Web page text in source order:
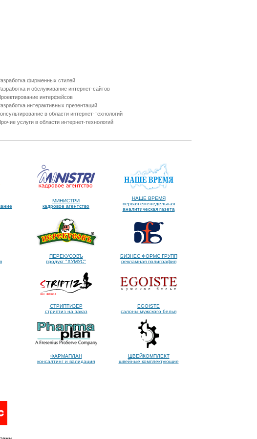
фирменных стилей
и обслуживание интернет-сайтов
интерфейсов
интерактивных презентаций
в области интернет-технологий
услуги в области интернет-технологий
МИНИСТРИ
кадровое агентство
НАШЕ ВРЕМЯ
первая еженедельная
аналитическая газета
ПЕРЕКУСОВЪ
продукт "ХУМУС"
БИЗНЕС ФОРМС ГРУПП
рекламная полиграфия
СТРИПТИЗЕР
стриптиз на заказ
EGOISTE
салоны мужского белья
ФАРМАПЛАН
консалтинг и валидация
ШВЕЙКОМПЛЕКТ
швейные комплектующие